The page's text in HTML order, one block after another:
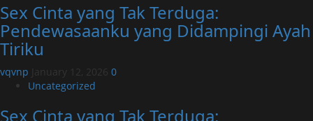
Sex Cinta yang Tak Terduga:
Pendewasaanku yang Didampingi Ayah
Tiriku
vqvnp January 12, 2026 0
Uncategorized
Sex Cinta yang Tak Terduga: